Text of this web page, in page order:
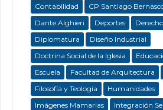
Contabilidad
CP Santiago
Dante Alghieri
Deportes Derecho
Diplomatura
Diseño Industrial
Doctrina Social de la Iglesia
Escuela
Facultad de Arquitectura
Filosofía y Teología
Humanidades
Imágenes Mamarias
Integración